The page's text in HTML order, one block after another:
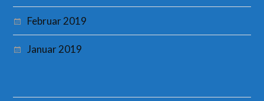
Februar 2019
Januar 2019